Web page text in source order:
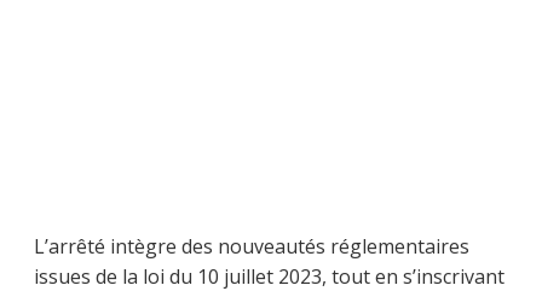
L’arrêté intègre des nouveautés réglementaires
issues de la loi du 10 juillet 2023, tout en s’inscrivant